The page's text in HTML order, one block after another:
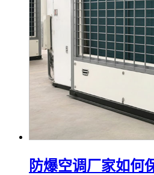
防爆空调厂家如何